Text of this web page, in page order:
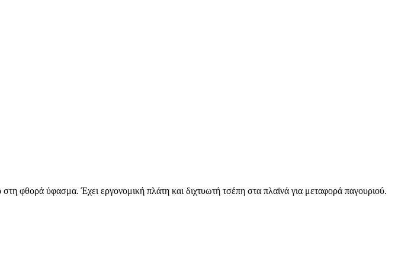
φθορά ύφασμα. Έχει εργονομική πλάτη και διχτυωτή τσέπη στα πλαϊνά για μεταφορά παγουριού.